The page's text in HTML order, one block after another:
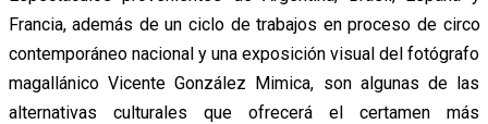
Francia, además de un ciclo de trabajos en proceso de circo
contemporáneo nacional y una exposición visual del fotógrafo
magallánico Vicente González Mimica, son algunas de las
alternativas culturales que ofrecerá el certamen más